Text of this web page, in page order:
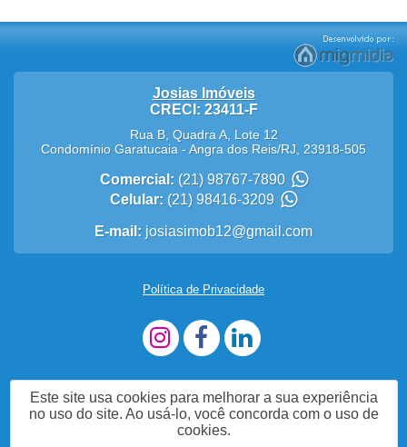
Josias Imóveis
CRECI: 23411-F
Rua B, Quadra A, Lote 12
Condomínio Garatucaia -Angra dos Reis/RJ 23918-505
Comercial: (21) 98767-7890
Celular: (21) 98416-3209
E-mail: josiasimob12@gmail.com
Política de Privacidade
Este site usa cookies para melhorar a sua experiência
no uso do site. Ao usá-lo, você concorda com o uso de
cookies.